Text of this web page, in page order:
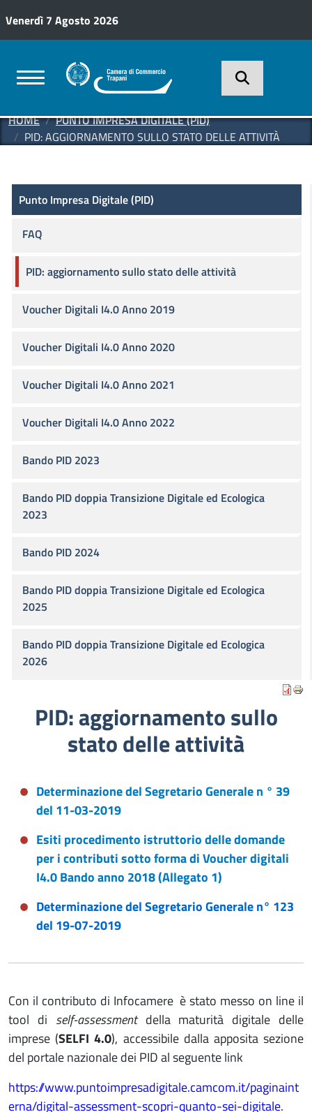
Venerdì 7 Agosto 2026
HOME
PUNTO IMPRESA DIGITALE (PID)
PID: AGGIORNAMENTO SULLO STATO DELLE ATTIVITÀ
PID: aggiornamento sullo
stato delle attività
Determinazione del Segretario Generale n ° 39
del 11-03-2019
Esiti procedimento istruttorio delle domande
per i contributi sotto forma di Voucher digitali
I4.0 Bando anno 2018 (Allegato 1)
Determinazione del Segretario Generale n° 123
del 19-07-2019
Con il contributo di Infocamere è stato messo on line il
tool di self-assessmentdella maturità digitale delle
imprese (SELFI 4.0), accessibile dalla apposita sezione
del portale nazionale dei PID al seguente link
https://www.puntoimpresadigitale.camcom.it/paginaint
erna/digital-assessment-scopri-quanto-sei-digitale.
Punto Impresa Digitale (PID)
Punto Impresa Digitale (PID)
FAQ
PID: aggiornamento sullo stato delle attività
Voucher Digitali I4.0 Anno 2019
Voucher Digitali I4.0 Anno 2020
Voucher Digitali I4.0 Anno 2021
Voucher Digitali I4.0 Anno 2022
Bando PID 2023
Bando PID doppia Transizione Digitale ed Ecologica
2023
Bando PID 2024
Bando PID doppia Transizione Digitale ed Ecologica
2025
Bando PID doppia Transizione Digitale ed Ecologica
2026